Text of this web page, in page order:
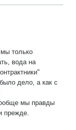
только
вода на
дело, а как с
мы правды
прежде.